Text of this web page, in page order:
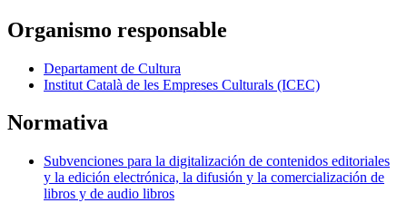
Organismo responsable
Departament de Cultura
Institut Català de les Empreses Culturals (ICEC)
Normativa
Subvenciones para la digitalización de contenidos editoriales
y la edición electrónica, la difusión y la comercialización de
libros y de audio libros